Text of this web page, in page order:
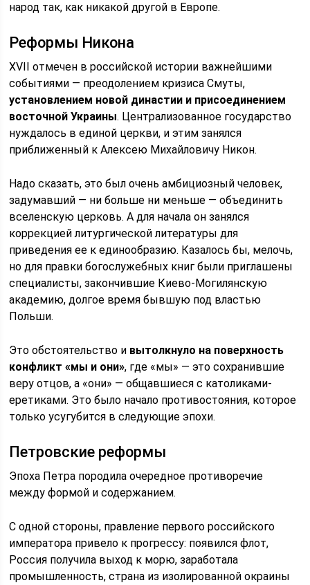
народ так, как никакой другой в Европе.
Реформы Никона
XVII отмечен в российской истории важнейшими
событиями — преодолением кризиса Смуты,
установлением новой династии и присоединением
восточной Украины. Централизованное государство
нуждалось в единой церкви, и этим занялся
приближенный к Алексею Михайловичу Никон.
Надо сказать, это был очень амбициозный человек,
задумавший — ни больше ни меньше — объединить
вселенскую церковь. А для начала он занялся
коррекцией литургической литературы для
приведения ее к единообразию. Казалось бы, мелочь,
но для правки богослужебных книг были приглашены
специалисты, закончившие Киево-Могилянскую
академию, долгое время бывшую под властью
Польши.
Это обстоятельство и вытолкнуло на поверхность
конфликт «мы и они», где «мы» — это сохранившие
веру отцов, а «они» — общавшиеся с католиками-
еретиками. Это было начало противостояния, которое
только усугубится в следующие эпохи.
Петровские реформы
Эпоха Петра породила очередное противоречие
между формой и содержанием.
С одной стороны, правление первого российского
императора привело к прогрессу: появился флот,
Россия получила выход к морю, заработала
промышленность, страна из изолированной окраины